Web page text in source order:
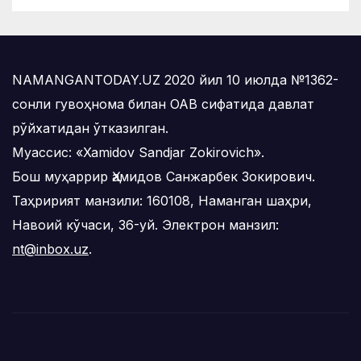
NAMANGANTODAY.UZ 2020 йил 10 июлда №1362-
сонли гувоҳнома билан ОАВ сифатида давлат
рўйхатидан ўтказилган.
Муассис: «Xamidov Sandjar Zokirovich».
Бош муҳаррир Ҳамидов Санжарбек Зокирович.
Таҳририят манзили: 160108, Наманган шаҳри,
Навоий кўчаси, 36-уй. Электрон манзил:
nt@inbox.uz.